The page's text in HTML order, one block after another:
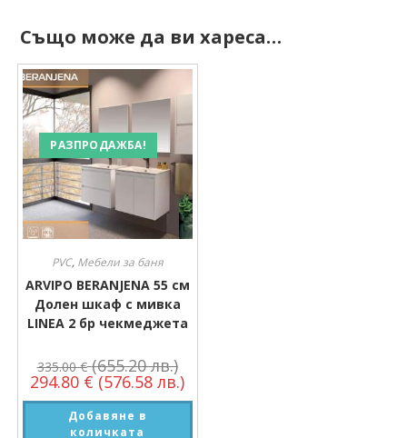
Също може да ви хареса…
РАЗПРОДАЖБА!
PVC, Мебели за баня
ARVIPO BERANJENA 55 см
Долен шкаф с мивка
LINEA 2 бр чекмеджета
335.00€ (655.20 лв.)
294.80 € (576.58 лв.)
Добавяне в
количката